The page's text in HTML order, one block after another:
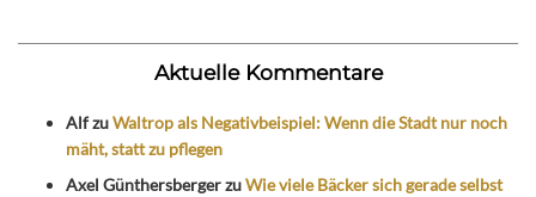
Aktuelle Kommentare
AlfzuWaltrop als Negativbeispiel: Wenn die Stadt nur noch
mäht, statt zu pflegen
Axel GünthersbergerzuWie viele Bäcker sich gerade selbst